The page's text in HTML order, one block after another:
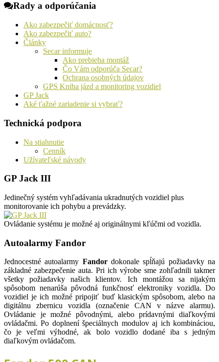
Rady a odporúčania
Ako zabezpečiť domácnosť?
Ako zabezpečiť auto?
Články
Secar informuje
Ako prebieha montáž
Čo Vám odporúča Secar?
Ochrana osobných údajov
GPS Kniha jázd a monitoring vozidiel
GP Jack
Aké ťažné zariadenie si vybrať?
Technická podpora
Na stiahnutie
Cenník
Užívateľské návody
GP Jack III
Jedinečný systém vyhľadávania ukradnutých vozidiel plus
monitorovanie ich pohybu a prevádzky.
Ovládanie systému je možné aj originálnymi kľúčmi od vozidla.
Autoalarmy Fandor
Jednocestné autoalarmy Fandordokonale spĺňajú požiadavky na
základné zabezpečenie auta. Pri ich výrobe sme zohľadnili takmer
všetky požiadavky našich klientov. Ich montážou sa nijakým
spôsobom nenarúša pôvodná funkčnosť elektroniky vozidla. Do
vozidiel je ich možné pripojiť buď klasickým spôsobom, alebo na
digitálnu zbernicu vozidla (označenie CAN v názve alarmu).
Ovládanie je možné pôvodnými, alebo prídavnými diaľkovými
ovládačmi. Po doplnení špeciálnych modulov aj ich kombináciou,
čo je veľmi výhodné, ak bolo vozidlo dodané iba s jedným
diaľkovým ovládačom.